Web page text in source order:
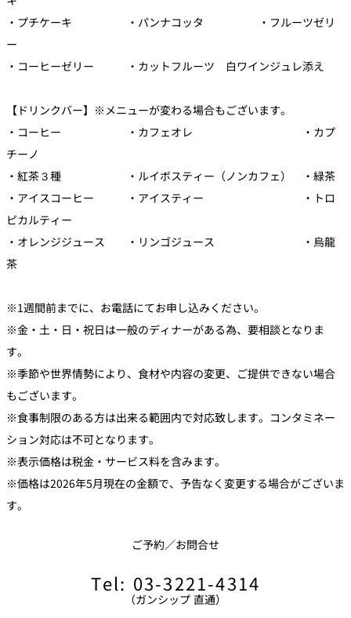
・プチケーキ ・パンナコッタ ・フルーツゼリ
ー
・コーヒーゼリー ・カットフルーツ 白ワインジュレ添え
【ドリンクバー】※メニューが変わる場合もございます。
・コーヒー ・カフェオレ ・カプ
チーノ
・紅茶３種 ・ルイボスティー（ノンカフェ） ・緑茶
・アイスコーヒー ・アイスティー ・トロ
ピカルティー
・オレンジジュース ・リンゴジュース ・烏龍
茶
※1週間前までに、お電話にてお申し込みください。
※金・土・日・祝日は一般のディナーがある為、要相談となりま
す。
※季節や世界情勢により、食材や内容の変更、ご提供できない場合
もございます。
※食事制限のある方は出来る範囲内で対応致します。コンタミネー
ション対応は不可となります。
※表示価格は税金・サービス料を含みます。
※価格は2026年5月現在の金額で、予告なく変更する場合がございま
す。
ご予約／お問合せ
Tel: 03-3221-4314
（ガンシップ 直通）